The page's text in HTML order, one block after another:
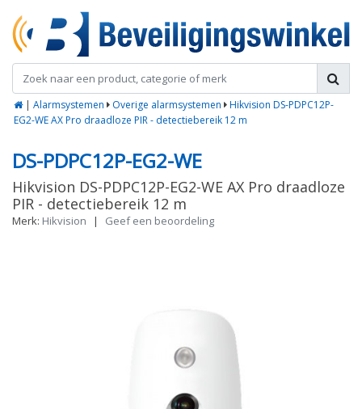
| Alarmsystemen Overige alarmsystemen
Hikvision DS-PDPC12P-
EG2-WE AX Pro draadloze PIR - detectiebereik 12 m
DS-PDPC12P-EG2-WE
Hikvision DS-PDPC12P-EG2-WE AX Pro draadloze
PIR - detectiebereik 12 m
Merk: Hikvision | Geef een beoordeling